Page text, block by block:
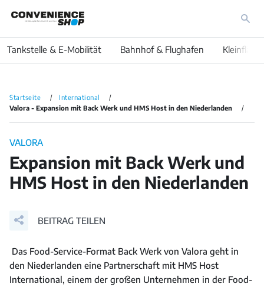
Tankstelle & E-Mobilität Bahnhof & Flughafen
Startseite
International
Valora - Expansion mit Back Werk und HMS Host in den Niederlanden
VALORA
Expansion mit Back Werk und
HMS Host in den Niederlanden
BEITRAG TEILEN
Das Food-Service-Format Back Werk von Valora geht in
den Niederlanden eine Partnerschaft mit HMS Host
International, einem der großen Unternehmen in der Food-